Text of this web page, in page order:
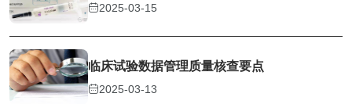
2025-03-15
临床试验数据管理质量核查要点
2025-03-13